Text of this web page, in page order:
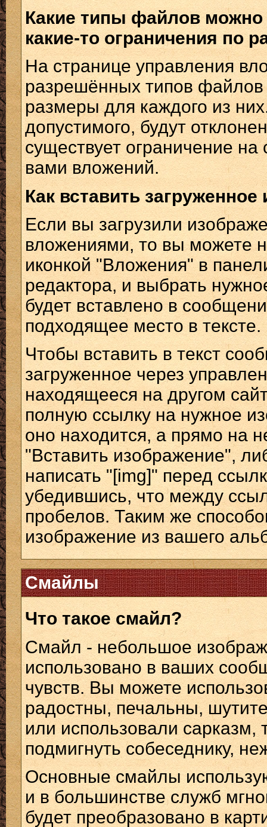
Какие типы файлов можно
какие-то ограничения по
На странице управления
разрешённых типов
размеры для каждого из
допустимого, будут
существует ограничение
вами вложений.
Как вставить
Если вы загрузили
вложениями, то вы можете
иконкой "Вложения" в
редактора, и выбрать
будет вставлено в
подходящее место в тексте.
Чтобы вставить в текст
загруженное через
находящееся на другом
полную ссылку на нужное
оно находится, а прямо на
"Вставить изображение",
написать "[img]" перед
убедившись, что между
пробелов. Таким же
изображение из вашего
Смайлы
Что такое смайл?
Смайл - небольшое
использовано в ваших
чувств. Вы можете
радостны, печальны,
или использовали сарказм,
подмигнуть собеседнику,
Основные смайлы
и в большинстве служб
будет преобразовано в